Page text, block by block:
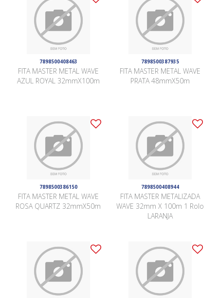
7898500408463
FITA MASTER METAL WAVE
AZUL ROYAL 32mmX100m
7898500387935
FITA MASTER METAL WAVE
PRATA 48mmX50m
7898500386150
FITA MASTER METAL WAVE
ROSA QUARTZ 32mmX50m
7898500408944
FITA MASTER METALIZADA
WAVE 32mm X 100m 1 Rolo
LARANJA